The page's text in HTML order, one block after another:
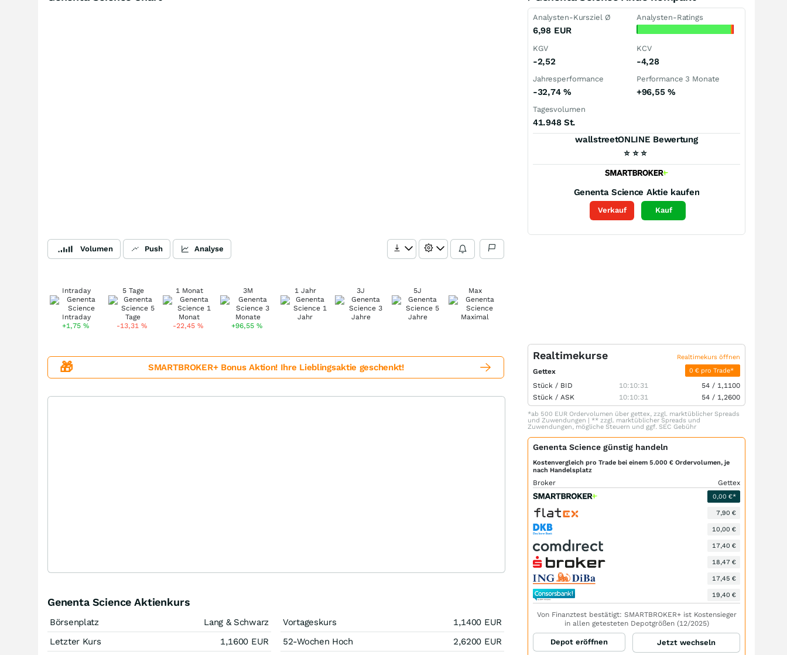
Volumen Push Analyse
Intraday
+1,75 %
5 Tage
-13,31%
1 Monat
-22,45%
3M
+96,55%
1 Jahr 3J 5J Max
Analysten-Kursziel Ø
6,98 EUR
Analysten-Ratings
KGV
-2,52
KCV
-4,28
Jahresperformance
-32,74 %
Performance 3 Monate
+96,55 %
Tagesvolumen
41.948 St.
wallstreetONLINE Bewertung
⭐ ⭐ ⭐
Genenta Science Aktie kaufen
Verkauf Kauf
🎁 SMARTBROKER+ Bonus Aktion! Ihre Lieblingsaktie geschenkt!
Genenta Science Aktienkurs
Börsenplatz
Lang & Schwarz
Letzter Kurs
1,1600 EUR
Vortageskurs 1,1400 EUR
52-Wochen Hoch
2,6200 EUR
Realtimekurse Realtimekurs öffnen
Gettex 0 € pro Trade*
Stück / BID 10:10:31 54 / 1,1100
Stück / ASK 10:10:31 54 / 1,2600
*ab 500 EUR Ordervolumen über gettex, zzgl. marktüblicher Spreads
und Zuwendungen | ** zzgl. marktüblicher Spreads und
Zuwendungen, mögliche Steuern und ggf. SEC Gebühr
Genenta Science günstig handeln
Kostenvergleich pro Trade bei einem 5.000 € Ordervolumen, je
nach Handelsplatz
Broker Gettex
0,00 €*
7,90 €
10,00 €
17,40 €
18,47 €
17,45 €
19,40 €
Von Finanztest bestätigt: SMARTBROKER+ ist Kostensieger
in allen getesteten Depotgrößen (12/2025)
Depot eröffnen Jetzt wechseln